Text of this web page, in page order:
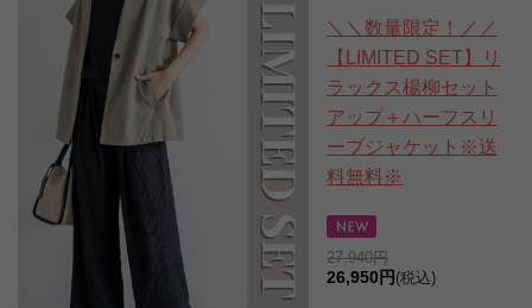
＼＼数量限定！／／
【LIMITED SET】リ
ラックス楊柳セット
アップ＋ハーフスリ
ーブジャケット※送
料無料※
27,940円
26,950円 (税込)